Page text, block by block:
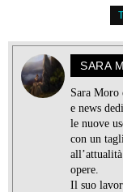
SARA
Sara Moro
e news
le nuove
con un
opere.
Il suo